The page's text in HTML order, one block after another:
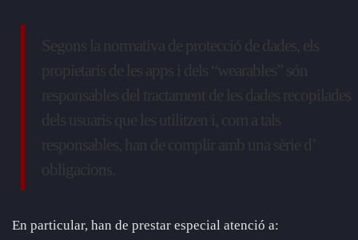
Segons la normativa de protecció de dades, els
propietaris de les apps i dels “wearables” són
responsables del tractament de les dades recopilades
dels usuaris que les utilitzen i, com a tals
responsables, han de complir amb una sèrie d’
obligacions.
En particular, han de prestar especial atenció a: